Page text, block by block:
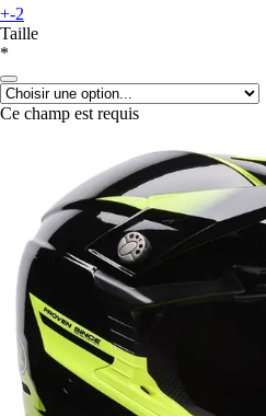
+-2
Taille
*
Ce champ est requis